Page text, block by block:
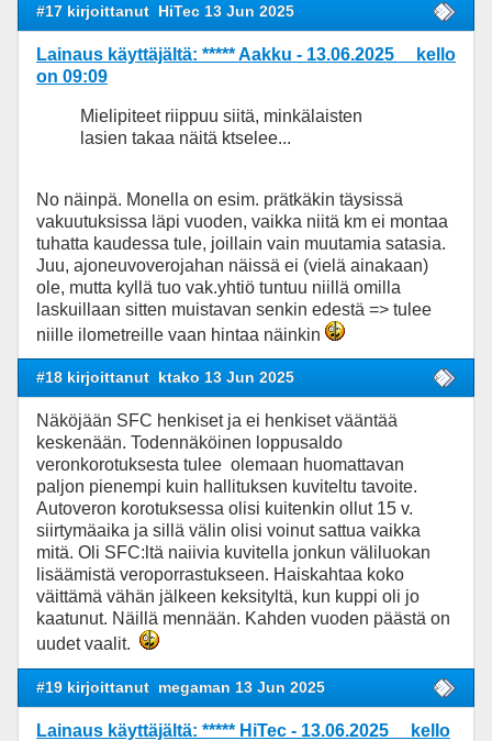
#17 kirjoittanut HiTec 13 Jun 2025
Lainaus käyttäjältä: ***** Aakku - 13.06.2025 kello
on 09:09
Mielipiteet riippuu siitä, minkälaisten
lasien takaa näitä ktselee...
No näinpä. Monella on esim. prätkäkin täysissä
vakuutuksissa läpi vuoden, vaikka niitä km ei montaa
tuhatta kaudessa tule, joillain vain muutamia satasia.
Juu, ajoneuvoverojahan näissä ei (vielä ainakaan)
ole, mutta kyllä tuo vak.yhtiö tuntuu niillä omilla
laskuillaan sitten muistavan senkin edestä => tulee
niille ilometreille vaan hintaa näinkin
#18 kirjoittanut ktako 13 Jun 2025
Näköjään SFC henkiset ja ei henkiset vääntää
keskenään. Todennäköinen loppusaldo
veronkorotuksesta tulee olemaan huomattavan
paljon pienempi kuin hallituksen kuviteltu tavoite.
Autoveron korotuksessa olisi kuitenkin ollut 15 v.
siirtymäaika ja sillä välin olisi voinut sattua vaikka
mitä. Oli SFC:ltä naiivia kuvitella jonkun väliluokan
lisäämistä veroporrastukseen. Haiskahtaa koko
väittämä vähän jälkeen keksityltä, kun kuppi oli jo
kaatunut. Näillä mennään. Kahden vuoden päästä on
uudet vaalit.
#19 kirjoittanut megaman 13 Jun 2025
Lainaus käyttäjältä: ***** HiTec - 13.06.2025 kello